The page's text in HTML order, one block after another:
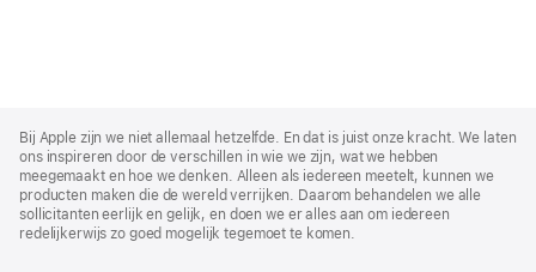
Footer
Bij Apple zijn we niet allemaal hetzelfde. En dat is juist onze kracht. We laten
ons inspireren door de verschillen in wie we zijn, wat we hebben
meegemaakt en hoe we denken. Alleen als iedereen meetelt, kunnen we
producten maken die de wereld verrijken. Daarom behandelen we alle
sollicitanten eerlijk en gelijk, en doen we er alles aan om iedereen
redelijkerwijs zo goed mogelijk tegemoet te komen.